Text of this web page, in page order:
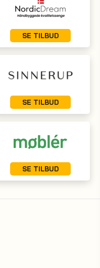
SE TILBUD
SE TILBUD
SE TILBUD